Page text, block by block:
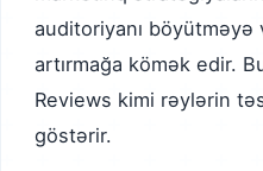
auditoriyanı
artırmağa kömək edir.
Reviews kimi rəylərin
göstərir.